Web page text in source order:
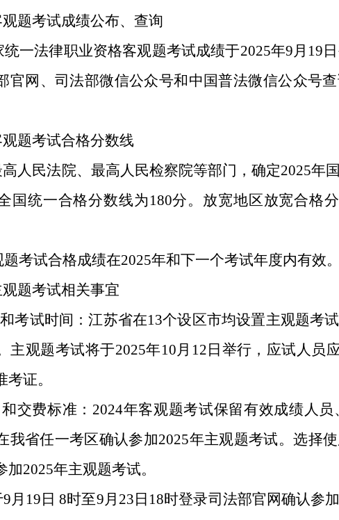
题考试成绩公布、查询
统一法律职业资格客观题考试成绩于2025年9月19
官网、司法部微信公众号和中国普法微信公众号
题考试合格分数线
人民法院、最高人民检察院等部门，确定2025年
国统一合格分数线为180分。放宽地区放宽合格
考试合格成绩在2025年和下一个考试年度内有效。
题考试相关事宜
考试时间：江苏省在13个设区市均设置主观题考
主观题考试将于2025年10月12日举行，应试人员
证。
交费标准： 2024年客观题考试保留有效成绩人
我省任一考区确认参加2025年主观题考试。选择
2025年主观题考试。
月19日 8时至9月23日18时登录司法部官网确认参